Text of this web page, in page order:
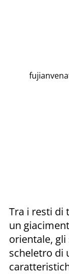
Tra i resti di
un
orientale,
scheletro di